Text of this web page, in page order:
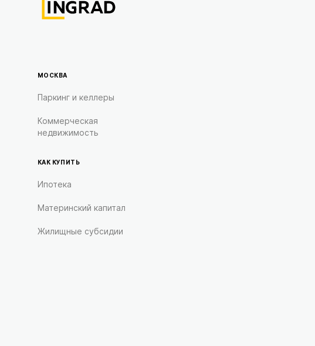
МОСКВА
Паркинг и келлеры
Коммерческая
недвижимость
КАК КУПИТЬ
Ипотека
Материнский капитал
Жилищные субсидии